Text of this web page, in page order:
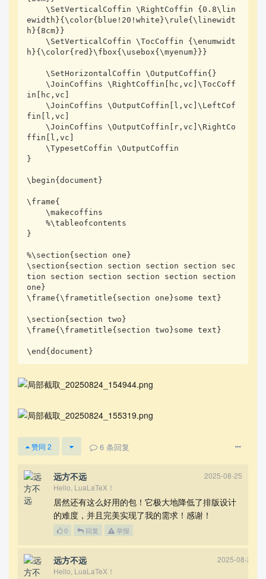
    \SetVerticalCoffin \RightCoffin {0.8\lin
ewidth}{\color{blue!20!white}\rule{\linewidt
h}{8cm}}
    \SetVerticalCoffin \TocCoffin {\enumwidt
h}{\color{red}\fbox{\usebox{\myenum}}}
    \SetHorizontalCoffin \OutputCoffin{}
    \JoinCoffins \RightCoffin[hc,vc]\TocCoff
in[hc,vc]
    \JoinCoffins \OutputCoffin[l,vc]\LeftCof
fin[l,vc]
    \JoinCoffins \OutputCoffin[r,vc]\RightCo
ffin[l,vc]
    \TypesetCoffin \OutputCoffin
}
\begin{document}
\frame{
    \makecoffins
    %\tableofcontents
}
%\section{section one}
\section{section section section section sec
tion section section section section section
one}
\frame{\frametitle{section one}some text}
\section{section two}
\frame{\frametitle{section two}some text}
\end{document}
赞同 2 6 条回复
远方不远
2025-08-25
Hello, LuaLaTeX！
居然还有这么好用的包！它极大地降低了排版设计
的难度，并且完美实现了我的需求！感谢！
0 回复 举报
远方不远
2025-08-25
Hello, LuaLaTeX！